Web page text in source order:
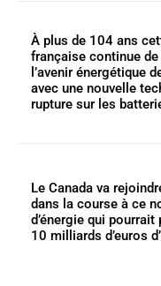
À plus de 104 ans
française continue de
l’avenir énergétique
avec une nouvelle
rupture sur les
Le Canada va
dans la course à ce
d’énergie qui pourrait
10 milliards d’euros